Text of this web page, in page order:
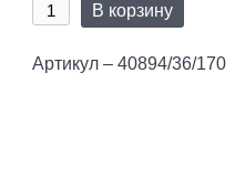
В корзину
Артикул – 40894/36/170